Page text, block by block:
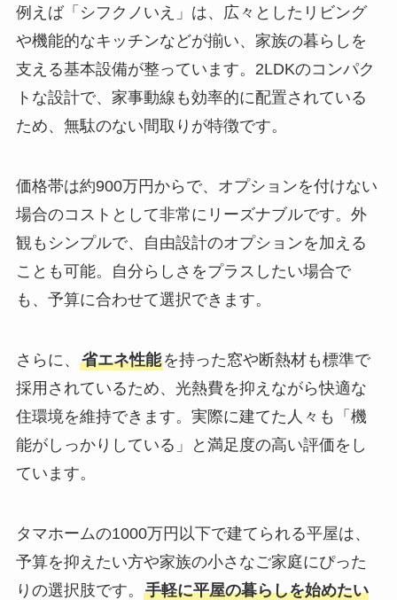
例えば「シフクノいえ」は、広々としたリビング
や機能的なキッチンなどが揃い、家族の暮らしを
支える基本設備が整っています。2LDKのコンパク
トな設計で、家事動線も効率的に配置されている
ため、無駄のない間取りが特徴です。
価格帯は約900万円からで、オプションを付けない
場合のコストとして非常にリーズナブルです。外
観もシンプルで、自由設計のオプションを加える
ことも可能。自分らしさをプラスしたい場合で
も、予算に合わせて選択できます。
さらに、 省エネ性能を持った窓や断熱材も標準で
採用されているため、光熱費を抑えながら快適な
住環境を維持できます。実際に建てた人々も「機
能がしっかりしている」と満足度の高い評価をし
ています。
タマホームの1000万円以下で建てられる平屋は、
予算を抑えたい方や家族の小さなご家庭にぴった
りの選択肢です。 手軽に平屋の暮らしを始めたい